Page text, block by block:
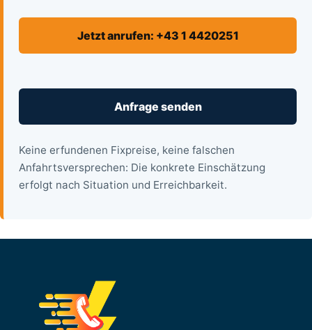
Jetzt anrufen: +43 1 4420251
Anfrage senden
Keine erfundenen Fixpreise, keine falschen
Anfahrtsversprechen: Die konkrete Einschätzung
erfolgt nach Situation und Erreichbarkeit.